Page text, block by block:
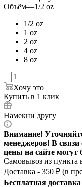
Объём—1/2 oz
1/2 oz
1 oz
2 oz
4 oz
8 oz
Хочу это
Купить в 1 клик
Намекни другу
Внимание!
менеджеров! В связи
цены на сайте
Самовывоз из пункта
Доставка - 350 ₽ (в
Бесплатная